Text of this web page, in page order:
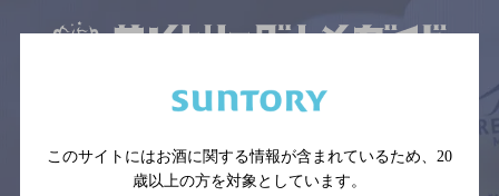
※それぞれのお店のメニューや営業時間などの掲載情報については、
念のためお店にご確認の上ご来店くださいますようお願い申し上げま
す。
このサイトにはお酒に関する情報が含まれているため、 20
歳以上の方を対象としています。